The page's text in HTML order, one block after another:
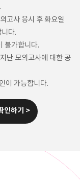
고사 응시 후 화요일
다.
불가합니다.
난 모의고사에 대한 공
이 가능합니다.
인하기 >